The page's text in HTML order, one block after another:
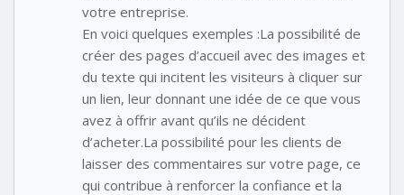
votre entreprise.
En voici quelques exemples :La possibilité de
créer des pages d’accueil avec des images et
du texte qui incitent les visiteurs à cliquer sur
un lien, leur donnant une idée de ce que vous
avez à offrir avant qu’ils ne décident
d’acheter.La possibilité pour les clients de
laisser des commentaires sur votre page, ce
qui contribue à renforcer la confiance et la